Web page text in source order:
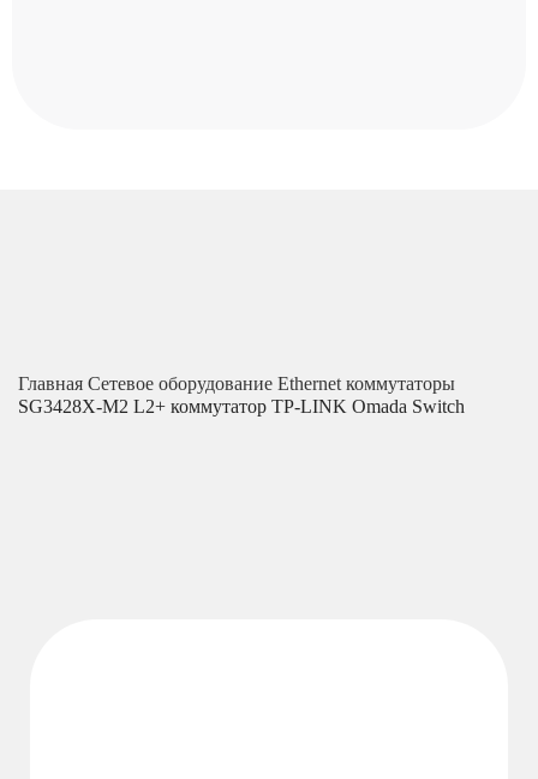
Главная Сетевое оборудование Ethernet коммутаторы
SG3428X-M2 L2+ коммутатор TP-LINK Omada Switch